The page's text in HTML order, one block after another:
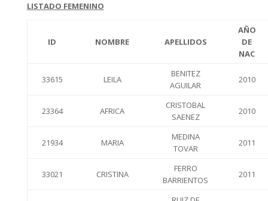
LISTADO FEMENINO
ID NOMBRE APELLIDOS
AÑO
DE
NAC
33615 LEILA
BENITEZ
AGUILAR
2010
23364 AFRICA
CRISTOBAL
SAENEZ
2010
21934 MARIA
MEDINA
TOVAR
2011
33021 CRISTINA
FERRO
BARRIENTOS
2011